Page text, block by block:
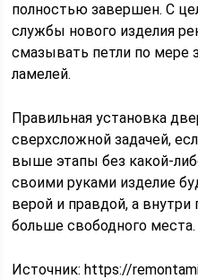
полностью завершен. С
службы нового изделия
смазывать петли по мере
ламелей.
Правильная установка
сверхсложной задачей,
выше этапы без какой-
своими руками изделие
верой и правдой, а
больше свободного места.
Источник:https://